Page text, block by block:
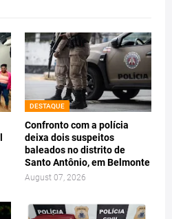
DESTAQUE
Confronto com a polícia
deixa dois suspeitos
baleados no distrito de
Santo Antônio, em Belmonte
August 07, 2026